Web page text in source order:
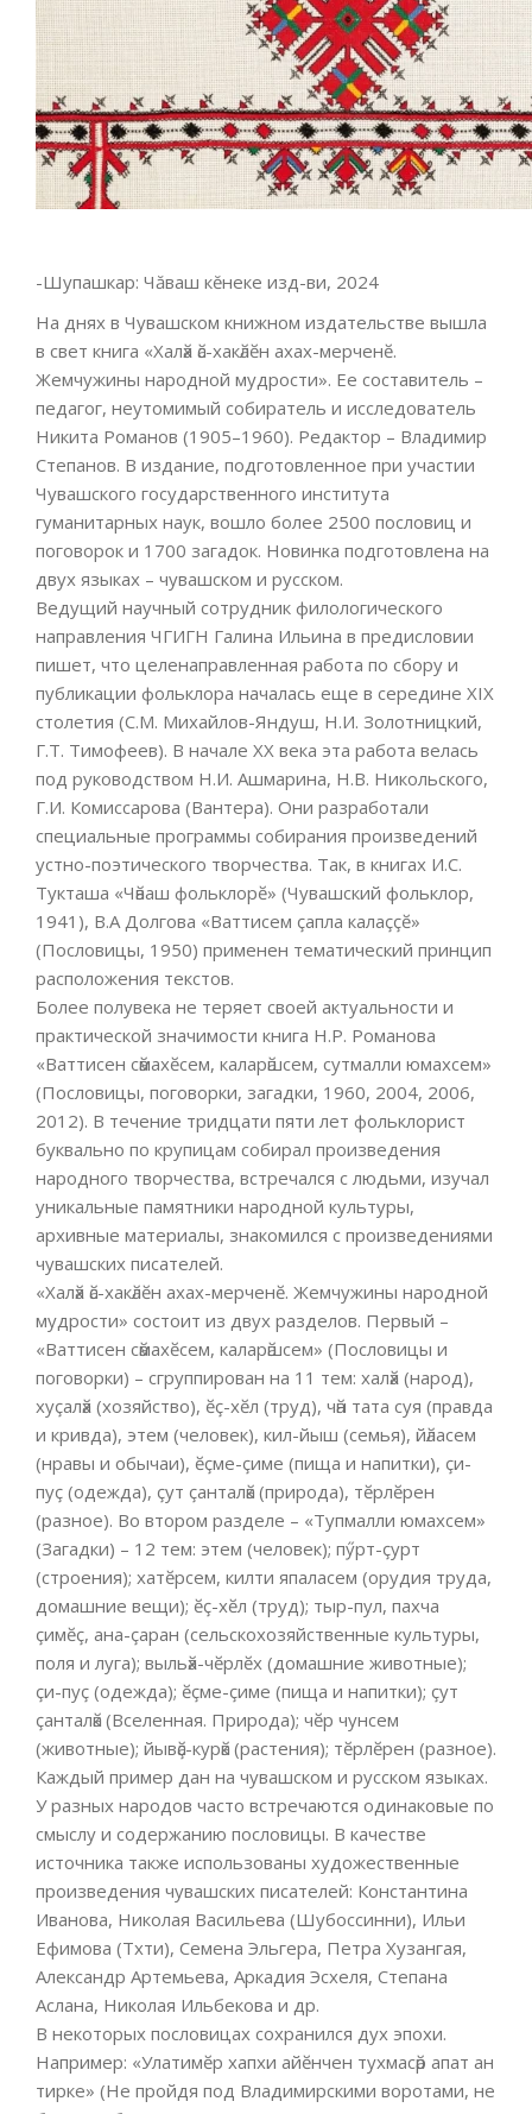
-Шупашкар: Чăваш кĕнеке изд-ви, 2024
На днях в Чувашском книжном издательстве вышла
в свет книга «Халӑх ӑс-хакӑлӗн ахах-мерченӗ.
Жемчужины народной мудрости». Ее составитель –
педагог, неутомимый собиратель и исследователь
Никита Романов (1905–1960). Редактор – Владимир
Степанов. В издание, подготовленное при участии
Чувашского государственного института
гуманитарных наук, вошло более 2500 пословиц и
поговорок и 1700 загадок. Новинка подготовлена на
двух языках – чувашском и русском.
Ведущий научный сотрудник филологического
направления ЧГИГН Галина Ильина в предисловии
пишет, что целенаправленная работа по сбору и
публикации фольклора началась еще в середине XIX
столетия (С.М. Михайлов-Яндуш, Н.И. Золотницкий,
Г.Т. Тимофеев). В начале XX века эта работа велась
под руководством Н.И. Ашмарина, Н.В. Никольского,
Г.И. Комиссарова (Вантера). Они разработали
специальные программы собирания произведений
устно-поэтического творчества. Так, в книгах И.С.
Тукташа «Чӑваш фольклорӗ» (Чувашский фольклор,
1941), В.А Долгова «Ваттисем ҫапла калаҫҫӗ»
(Пословицы, 1950) применен тематический принцип
расположения текстов.
Более полувека не теряет своей актуальности и
практической значимости книга Н.Р. Романова
«Ваттисен сӑмахӗсем, каларӑшсем, сутмалли юмахсем»
(Пословицы, поговорки, загадки, 1960, 2004, 2006,
2012). В течение тридцати пяти лет фольклорист
буквально по крупицам собирал произведения
народного творчества, встречался с людьми, изучал
уникальные памятники народной культуры,
архивные материалы, знакомился с произведениями
чувашских писателей.
«Халӑх ӑс-хакӑлӗн ахах-мерченӗ. Жемчужины народной
мудрости» состоит из двух разделов. Первый –
«Ваттисен сӑмахӗсем, каларӑшсем» (Пословицы и
поговорки) – сгруппирован на 11 тем: халӑх (народ),
хуҫалӑх (хозяйство), ӗҫ-хӗл (труд), чӑн тата суя (правда
и кривда), этем (человек), кил-йыш (семья), йӑласем
(нравы и обычаи), ӗҫме-ҫиме (пища и напитки), ҫи-
пуҫ (одежда), ҫут ҫанталӑк (природа), тӗрлӗрен
(разное). Во втором разделе – «Тупмалли юмахсем»
(Загадки) – 12 тем: этем (человек); пӳрт-ҫурт
(строения); хатӗрсем, килти япаласем (орудия труда,
домашние вещи); ӗҫ-хӗл (труд); тыр-пул, пахча
ҫимӗҫ, ана-ҫаран (сельскохозяйственные культуры,
поля и луга); выльӑх-чӗрлӗх (домашние животные);
ҫи-пуҫ (одежда); ӗҫме-ҫиме (пища и напитки); ҫут
ҫанталӑк (Вселенная. Природа); чӗр чунсем
(животные); йывӑҫ-курӑк (растения); тӗрлӗрен (разное).
Каждый пример дан на чувашском и русском языках.
У разных народов часто встречаются одинаковые по
смыслу и содержанию пословицы. В качестве
источника также использованы художественные
произведения чувашских писателей: Константина
Иванова, Николая Васильева (Шубоссинни), Ильи
Ефимова (Тхти), Семена Эльгера, Петра Хузангая,
Александр Артемьева, Аркадия Эсхеля, Степана
Аслана, Николая Ильбекова и др.
В некоторых пословицах сохранился дух эпохи.
Например: «Улатимӗр хапхи айӗнчен тухмасӑр апат ан
тирке» (Не пройдя под Владимирскими воротами, не